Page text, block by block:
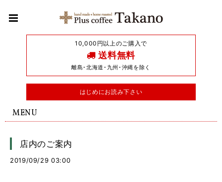
10,000円以上のご購入で
送料無料
離島･北海道･九州･沖縄を除く
はじめにお読み下さい
MENU
店内のご案内
2019/09/29 03:00